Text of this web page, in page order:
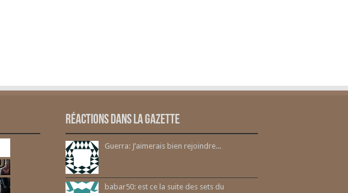
Réactions dans la gazette
Guerra: J’aimerais bien rejoindre...
babar50: est ce la suite des sets du